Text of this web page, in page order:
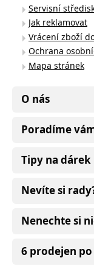
Servisní
Jak reklamovat
Vrácení zboží
Ochrana
Mapa stránek
O nás
Poradíme
Tipy na dárek
Nevíte si
Nenechte si
6 prodejen po